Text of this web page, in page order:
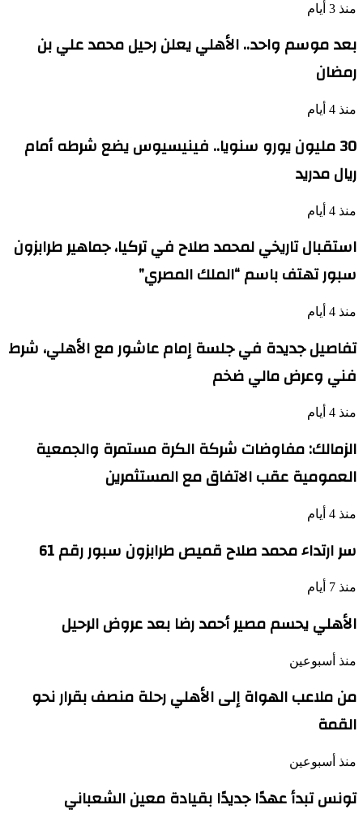
منذ 3 أيام
بعد موسم واحد.. الأهلي يعلن رحيل محمد علي بن
رمضان
منذ 4 أيام
30 مليون يورو سنويا.. فينيسيوس يضع شرطه أمام
ريال مدريد
منذ 4 أيام
استقبال تاريخي لمحمد صلاح في تركيا، جماهير طرابزون
سبور تهتف باسم “الملك المصري”
منذ 4 أيام
تفاصيل جديدة في جلسة إمام عاشور مع الأهلي، شرط
فني وعرض مالي ضخم
منذ 4 أيام
الزمالك: مفاوضات شركة الكرة مستمرة والجمعية
العمومية عقب الاتفاق مع المستثمرين
منذ 4 أيام
سر ارتداء محمد صلاح قميص طرابزون سبور رقم 61
منذ 7 أيام
الأهلي يحسم مصير أحمد رضا بعد عروض الرحيل
منذ أسبوعين
من ملاعب الهواة إلى الأهلي رحلة منصف بقرار نحو
القمة
منذ أسبوعين
تونس تبدأ عهدًا جديدًا بقيادة معين الشعباني